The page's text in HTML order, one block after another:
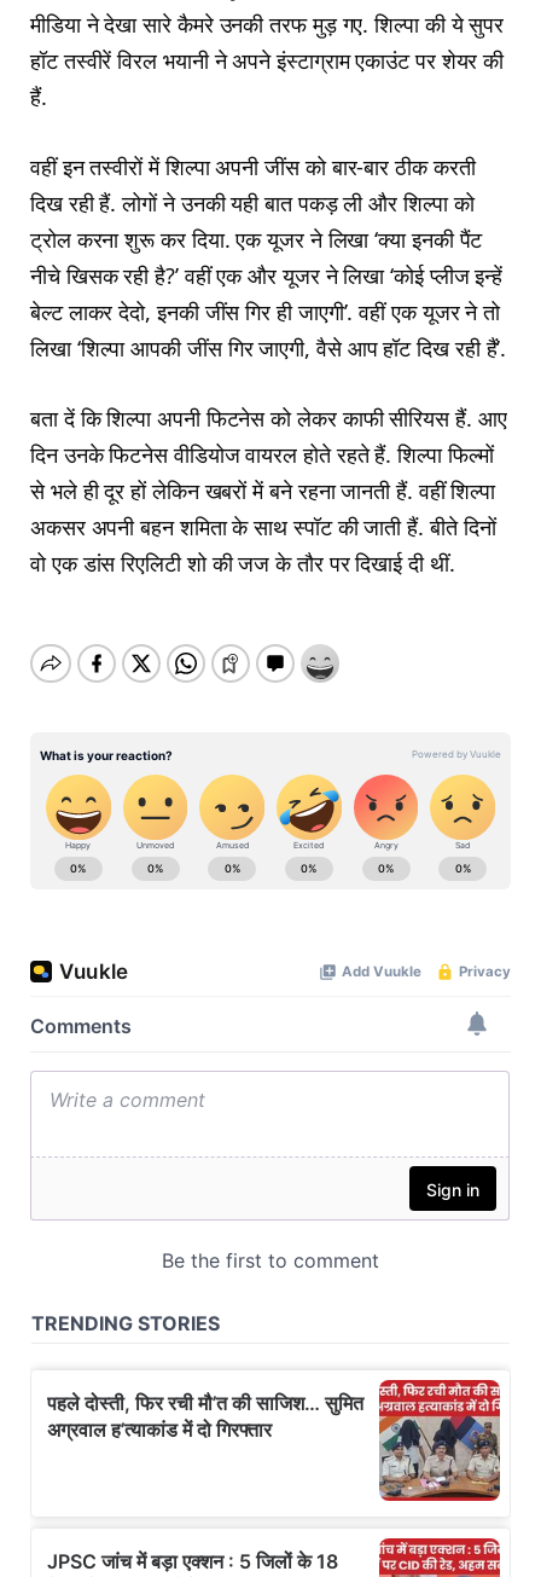
मीडिया ने देखा सारे कैमरे उनकी तरफ मुड़ गए. शिल्पा की ये सुपर
हॉट तस्वीरें विरल भयानी ने अपने इंस्टाग्राम एकाउंट पर शेयर की
हैं.
वहीं इन तस्वीरों में शिल्पा अपनी जींस को बार-बार ठीक करती
दिख रही हैं. लोगों ने उनकी यही बात पकड़ ली और शिल्पा को
ट्रोल करना शुरू कर दिया. एक यूजर ने लिखा ‘क्या इनकी पैंट
नीचे खिसक रही है?’ वहीं एक और यूजर ने लिखा ‘कोई प्लीज इन्हें
बेल्ट लाकर देदो, इनकी जींस गिर ही जाएगी’. वहीं एक यूजर ने तो
लिखा ‘शिल्पा आपकी जींस गिर जाएगी, वैसे आप हॉट दिख रही हैं’.
बता दें कि शिल्पा अपनी फिटनेस को लेकर काफी सीरियस हैं. आए
दिन उनके फिटनेस वीडियोज वायरल होते रहते हैं. शिल्पा फिल्मों
से भले ही दूर हों लेकिन खबरों में बने रहना जानती हैं. वहीं शिल्पा
अकसर अपनी बहन शमिता के साथ स्पॉट की जाती हैं. बीते दिनों
वो एक डांस रिएलिटी शो की जज के तौर पर दिखाई दी थीं.